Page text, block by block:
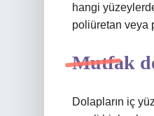
hangi
poliüretan veya
Mutfak
Dolapların iç